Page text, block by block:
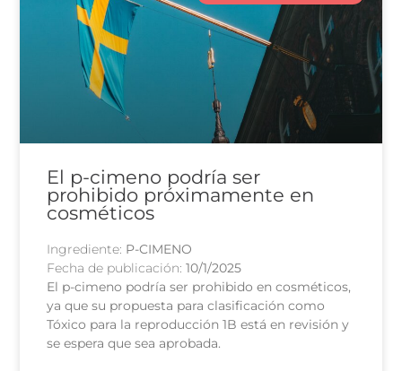
El p-cimeno podría ser
prohibido próximamente en
cosméticos
Ingrediente: P-CIMENO
Fecha de publicación:10/1/2025
El p-cimeno podría ser prohibido en cosméticos,
ya que su propuesta para clasificación como
Tóxico para la reproducción 1B está en revisión y
se espera que sea aprobada.